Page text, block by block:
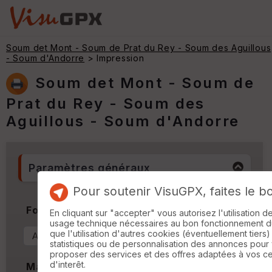
Soum det Mont - Soum de Prat du Rey - Soum des Aguillous
- Soum d'Andorre > Impression
Soum det Mont - Soum de
Prat du Rey - Soum des
Aguillous - Soum d'Andorre
Paramètres généraux
Format & Orientation
Marges
Pour soutenir VisuGPX, faites le
En cliquant sur "accepter" vous autorisez l'utilisation
usage technique nécessaires au bon fonctionnement
que l'utilisation d'autres cookies (éventuellement
statistiques ou de personnalisation des annonces pour
proposer des services et des offres adaptées à vos
d'interêt.